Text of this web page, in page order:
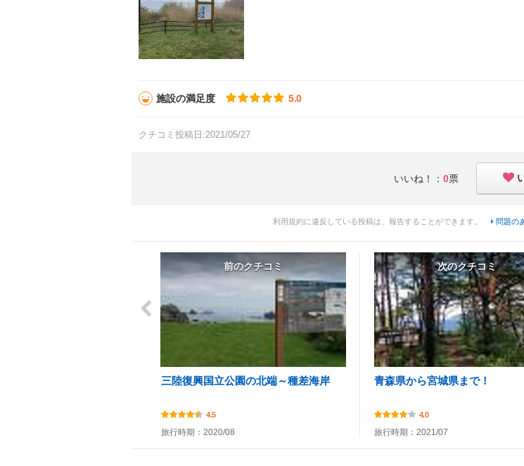
施設の満足度 5.0
クチコミ投稿日:2021/05/27
いいね！： 0票
利用規約に違反している投稿は、報告することができます。 問題の
前のクチコミ
三陸復興国立公園の北端～種差海岸
4.5
旅行時期：2020/08
次のクチコミ
青森県から宮城県まで！
4.0
旅行時期：2021/07